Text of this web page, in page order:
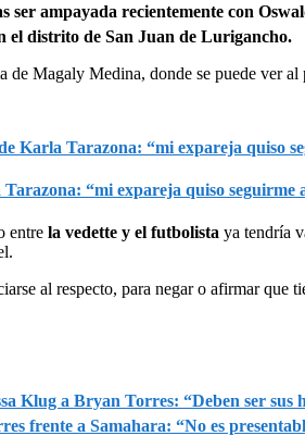
ser ampayada recientemente con
el distrito de San Juan de Lurigancho.
Magaly Medina, donde se puede ver
“mi expareja quiso seguirme
entre la vedette y el futbolista ya tendría
al respecto, para negar o afirmar que
Klug a Bryan Torres: “Deben ser sus
frente a Samahara: “No es